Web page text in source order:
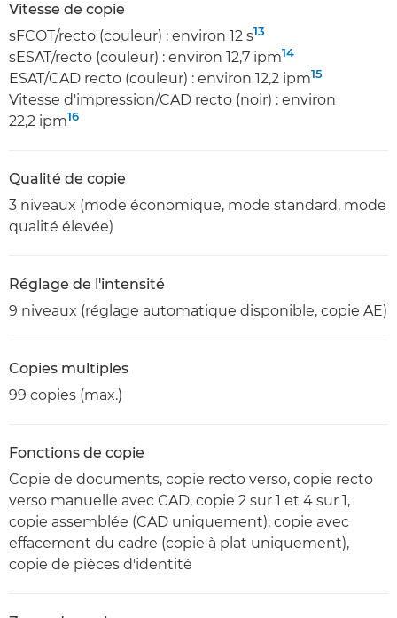
Vitesse de copie
sFCOT/recto (couleur) : environ 12 s13
sESAT/recto (couleur) : environ 12,7 ipm14
ESAT/CAD recto (couleur) : environ 12,2 ipm15
Vitesse d'impression/CAD recto (noir) : environ
22,2 ipm16
Qualité de copie
3 niveaux (mode économique, mode standard, mode
qualité élevée)
Réglage de l'intensité
9 niveaux (réglage automatique disponible, copie AE)
Copies multiples
99 copies (max.)
Fonctions de copie
Copie de documents, copie recto verso, copie recto
verso manuelle avec CAD, copie 2 sur 1 et 4 sur 1,
copie assemblée (CAD uniquement), copie avec
effacement du cadre (copie à plat uniquement),
copie de pièces d'identité